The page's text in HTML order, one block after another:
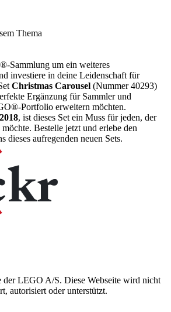
Thema
Sammlung um ein weiteres
investiere in deine Leidenschaft für
Christmas Carousel (Nummer 40293)
Ergänzung für Sammler und
Portfolio erweitern möchten.
, ist dieses Set ein Muss für jeden, der
Bestelle jetzt und erlebe den
dieses aufregenden neuen Sets.
LEGO A/S. Diese Webseite wird nicht
autorisiert oder unterstützt.